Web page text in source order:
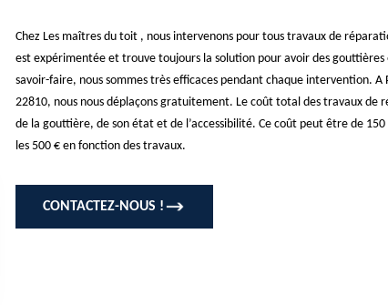
Chez Les maîtres du toit , nous intervenons pour tous travaux de
est expérimentée et trouve toujours la solution pour avoir des
savoir-faire, nous sommes très efficaces pendant chaque intervention. A
22810, nous nous déplaçons gratuitement. Le coût total des travaux de
de la gouttière, de son état et de l’accessibilité. Ce coût peut être de
les 500 € en fonction des travaux.
CONTACTEZ-NOUS !